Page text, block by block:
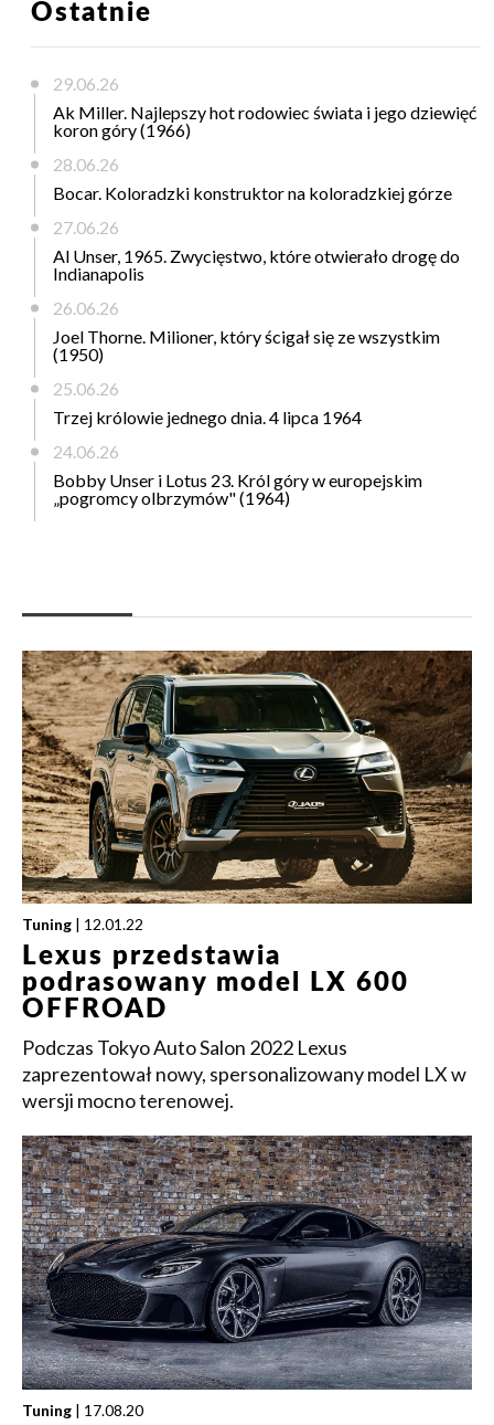
Ostatnie
29.06.26
Ak Miller. Najlepszy hot rodowiec świata i jego dziewięć
koron góry (1966)
28.06.26
Bocar. Koloradzki konstruktor na koloradzkiej górze
27.06.26
Al Unser, 1965. Zwycięstwo, które otwierało drogę do
Indianapolis
26.06.26
Joel Thorne. Milioner, który ścigał się ze wszystkim
(1950)
25.06.26
Trzej królowie jednego dnia. 4 lipca 1964
24.06.26
Bobby Unser i Lotus 23. Król góry w europejskim
„pogromcy olbrzymów" (1964)
Tuning | 12.01.22
Lexus przedstawia
podrasowany model LX 600
OFFROAD
Podczas Tokyo Auto Salon 2022 Lexus
zaprezentował nowy, spersonalizowany model LX w
wersji mocno terenowej.
Tuning | 17.08.20